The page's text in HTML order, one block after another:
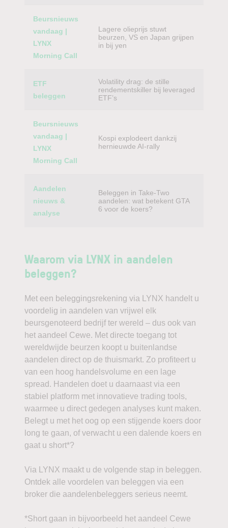
Beursnieuws
vandaag |
LYNX
Morning Call
Lagere olieprijs stuwt
beurzen, VS en Japan grijpen
in bij yen
ETF
beleggen
Volatility drag: de stille
rendementskiller bij leveraged
ETF’s
Beursnieuws
vandaag |
LYNX
Morning Call
Kospi explodeert dankzij
hernieuwde AI-rally
Aandelen
nieuws &
analyse
Beleggen in Take-Two
aandelen: wat betekent GTA
6 voor de koers?
Waarom via LYNX in aandelen
beleggen?
Met een beleggingsrekening via LYNX handelt u
voordelig in aandelen van vrijwel elk
beursgenoteerd bedrijf ter wereld – dus ook van
het aandeel Cewe. Met directe toegang tot
wereldwijde beurzen koopt u buitenlandse
aandelen direct op de thuismarkt. Zo profiteert u
van een hoog handelsvolume en een lage
spread. Handelen doet u daarnaast via een
stabiel platform met innovatieve trading tools,
waarmee u direct gedegen analyses kunt maken.
Belegt u met het oog op een stijgende koers door
long te gaan, of verwacht u een dalende koers en
gaat u short*?
Via LYNX maakt u de volgende stap in beleggen.
Ontdek alle voordelen van beleggen via een
broker die aandelenbeleggers serieus neemt.
*Short gaan in bijvoorbeeld het aandeel Cewe